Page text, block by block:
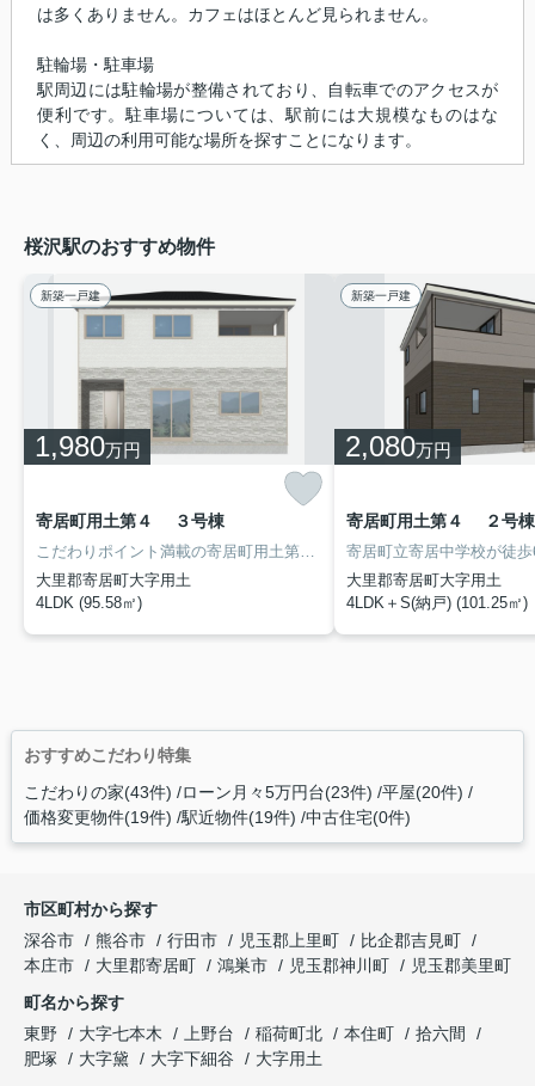
は多くありません。カフェはほとんど見られません。
駐輪場・駐車場
駅周辺には駐輪場が整備されており、自転車でのアクセスが
便利です。駐車場については、駅前には大規模なものはな
く、周辺の利用可能な場所を探すことになります。
桜沢駅のおすすめ物件
新築一戸建
1,980万円
寄居町用土第４ ３号棟
大里郡寄居町大字用土
4LDK (95.58㎡)
新築一戸建
2,080万円
寄居町用土第４ ２号棟
大里郡寄居町大字用土
4LDK＋S(納戸) (101.25㎡)
おすすめこだわり特集
こだわりの家(43件) ローン月々5万円台(23件) 平屋(20件)
価格変更物件(19件) 駅近物件(19件) 中古住宅(0件)
市区町村から探す
深谷市
熊谷市 行田市 児玉郡上里町
比企郡吉見町
本庄市
大里郡寄居町 鴻巣市 児玉郡神川町
児玉郡美里町
町名から探す
東野
大字七本木 上野台 稲荷町北 本住町
拾六間
肥塚
大字黛 大字下細谷
大字用土